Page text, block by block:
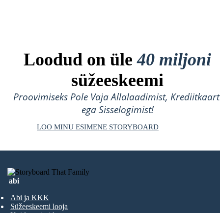
Loodud on üle40 miljoni
süžeeskeemi
Proovimiseks Pole Vaja Allalaadimist,
ega Sisselogimist!
LOO MINU ESIMENE STORYBOARD
abi
Abi ja KKK
Süžeeskeemi looja